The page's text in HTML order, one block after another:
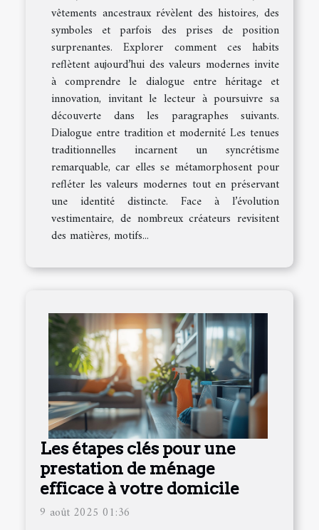
vêtements ancestraux révèlent des histoires, des
symboles et parfois des prises de position
surprenantes. Explorer comment ces habits
reflètent aujourd’hui des valeurs modernes invite
à comprendre le dialogue entre héritage et
innovation, invitant le lecteur à poursuivre sa
découverte dans les paragraphes suivants.
Dialogue entre tradition et modernité Les tenues
traditionnelles incarnent un syncrétisme
remarquable, car elles se métamorphosent pour
refléter les valeurs modernes tout en préservant
une identité distincte. Face à l’évolution
vestimentaire, de nombreux créateurs revisitent
des matières, motifs...
Les étapes clés pour une
prestation de ménage
efficace à votre domicile
9 août 2025 01:36